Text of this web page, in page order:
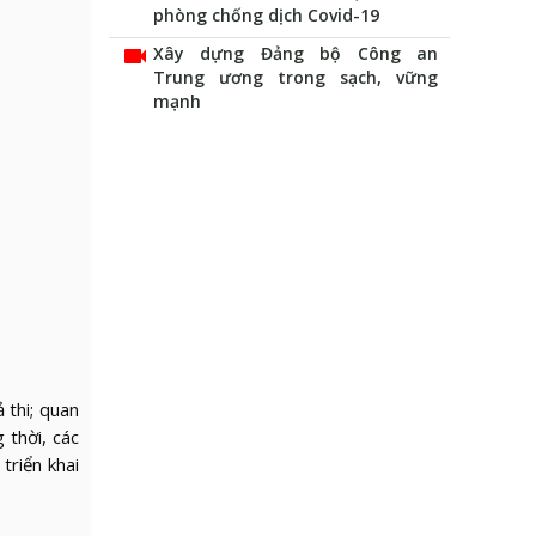
thi; quan
thời, các
khai
phòng chống dịch Covid-19
videocam Xây dựng Đảng bộ Công an
Trung ương trong sạch, vững
mạnh